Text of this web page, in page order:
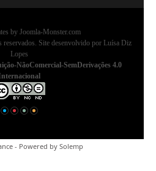
by Joomla-Monster.com
reservados. Site desenvolvido por Luísa Diz
Lopes
NãoComercial-SemDerivações 4.0
- Powered by Solemp